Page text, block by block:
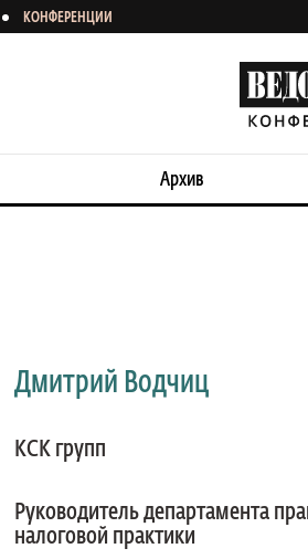
КОНФЕРЕНЦИИ
Архив
Дмитрий Водчиц
КСК групп
Руководитель департамента
налоговой практики